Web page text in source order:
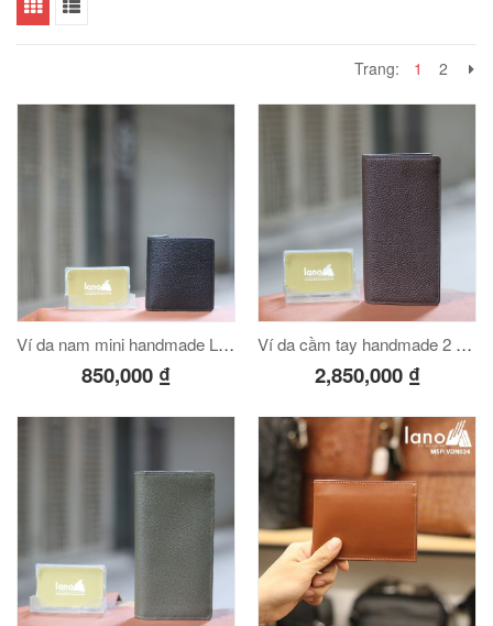
Trang: 1 2
Ví da nam mini handmade Lano VDNTK021
850,000 ₫
Ví da cầm tay handmade 2 gấp VCTK09
2,850,000 ₫